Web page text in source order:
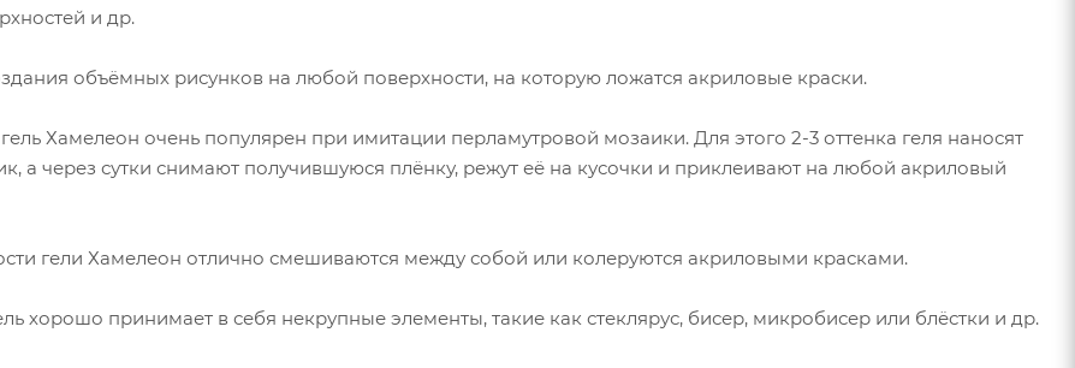
и др.
объёмных рисунков на любой поверхности, на которую ложатся акриловые краски.
Хамелеон очень популярен при имитации перламутровой мозаики. Для этого 2-3 оттенка геля наносят
а через сутки снимают получившуюся плёнку, режут её на кусочки и приклеивают на любой акриловый
гели Хамелеон отлично смешиваются между собой или колеруются акриловыми красками.
хорошо принимает в себя некрупные элементы, такие как стеклярус, бисер, микробисер или блёстки и др.